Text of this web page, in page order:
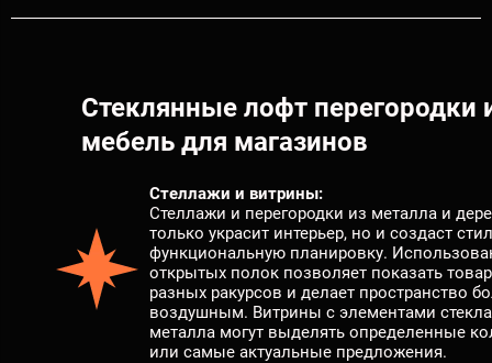
Стеклянные лофт перегородки
мебель для магазинов
Стеллажи и витрины:
Стеллажи и перегородки из металла и
только украсит интерьер, но и создаст
функциональную планировку.
открытых полок позволяет показать
разных ракурсов и делает пространство
воздушным. Витрины с элементами
металла могут выделять определенные
или самые актуальные предложения.